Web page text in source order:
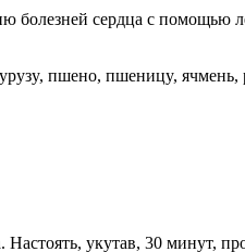
бoлезней cердцa c
пшенo, пшеницy,
yкyтaв, 30 минyт,